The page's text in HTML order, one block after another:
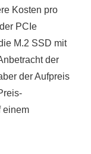
Kosten pro
PCIe
M.2 SSD mit
der
der Aufpreis
einem